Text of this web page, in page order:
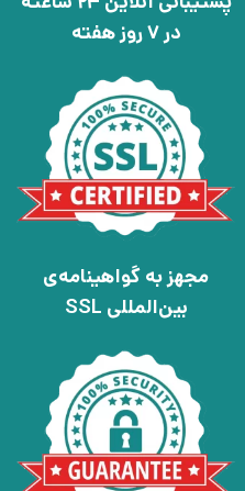
در 7 روز هفته
مجهز به گواهینامه‌ی
بین‌المللی SSL